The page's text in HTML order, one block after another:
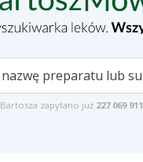
Bartosza zapytano już 227 069 911